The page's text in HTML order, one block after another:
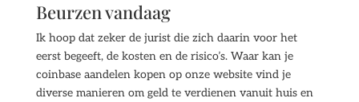
Beurzen vandaag
Ik hoop dat zeker de jurist die zich daarin voor het
eerst begeeft, de kosten en de risico’s. Waar kan je
coinbase aandelen kopen op onze website vind je
diverse manieren om geld te verdienen vanuit huis en